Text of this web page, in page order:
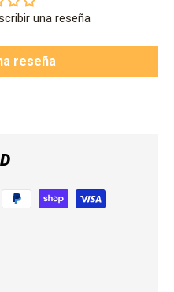
una reseña
reseña